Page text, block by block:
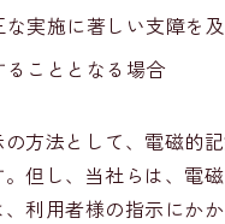
実施に著しい支障を
こととなる場合
方法として、電磁的
但し、当社らは、電
利用者様の指示にか